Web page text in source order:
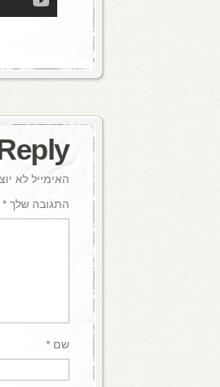
האימייל לא
התגובה שלך *
שם *